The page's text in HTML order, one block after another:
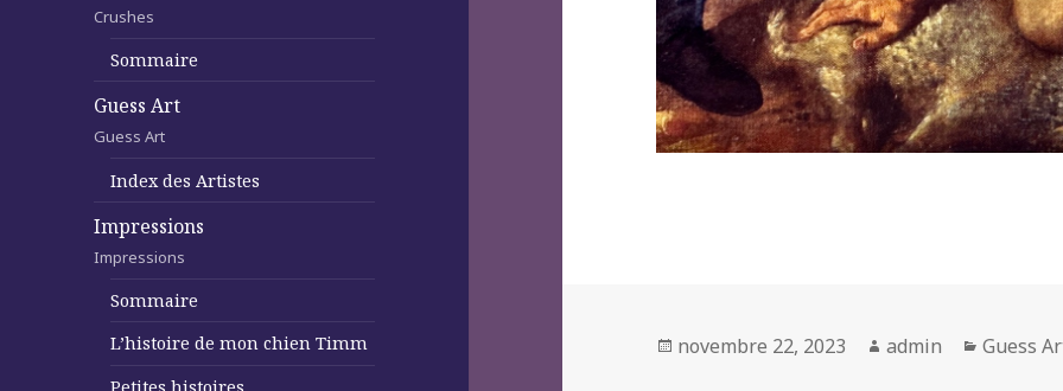
Crushes
Sommaire
Guess Art
Guess Art
Index des Artistes
Impressions
Impressions
Sommaire
L’histoire de mon chien Timm
Posted
novembre 22, 2023 Author
admin Guess